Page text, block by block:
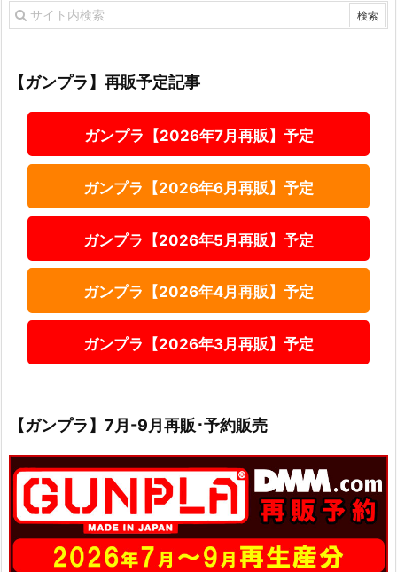
【ガンプラ】再販予定記事
ガンプラ【2026年7月再販】予定
ガンプラ【2026年6月再販】予定
ガンプラ【2026年5月再販】予定
ガンプラ【2026年4月再販】予定
ガンプラ【2026年3月再販】予定
【ガンプラ】7月-9月再販･予約販売